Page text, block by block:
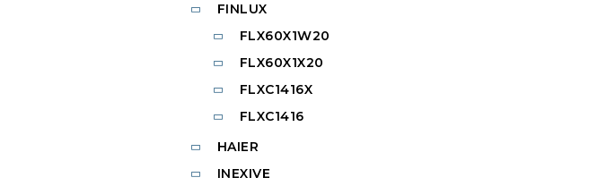
FINLUX
FLX60X1W20
FLX60X1X20
FLXC1416X
FLXC1416
HAIER
INEXIVE